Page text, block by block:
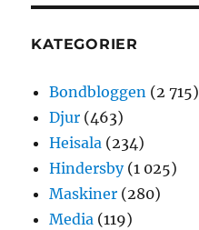
KATEGORIER
Bondbloggen (2 715)
Djur (463)
Heisala (234)
Hindersby(1 025)
Maskiner (280)
Media (119)